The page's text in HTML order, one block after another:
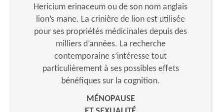
Hericium erinaceum ou de son nom anglais
lion’s mane. La crinière de lion est utilisée
pour ses propriétés médicinales depuis des
milliers d’années. La recherche
contemporaine s’intéresse tout
particulièrement à ses possibles effets
bénéfiques sur la cognition.
MÉNOPAUSE